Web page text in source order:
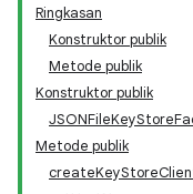
Ringkasan
Konstruktor publik
Metode publik
Konstruktor publik
Metode publik